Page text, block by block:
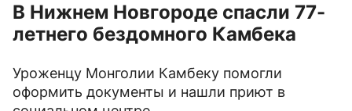
В Нижнем Новгороде спасли 77-
летнего бездомного Камбека
Уроженцу Монголии Камбеку помогли
оформить документы и нашли приют в